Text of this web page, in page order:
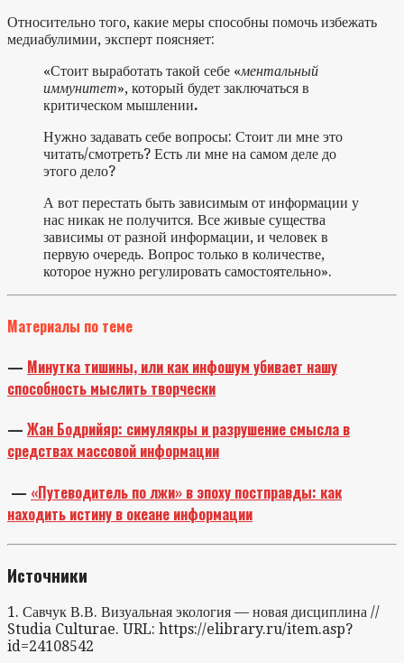
Относительно того, какие меры способны помочь избежать
медиабулимии, эксперт поясняет:
«Стоит выработать такой себе «ментальный
иммунитет», который будет заключаться в
критическом мышлении.
Нужно задавать себе вопросы: Стоит ли мне это
читать/смотреть? Есть ли мне на самом деле до
этого дело?
А вот перестать быть зависимым от информации у
нас никак не получится. Все живые существа
зависимы от разной информации, и человек в
первую очередь. Вопрос только в количестве,
которое нужно регулировать самостоятельно».
Материалы по теме
— Минутка тишины, или как инфошум убивает нашу
способность мыслить творчески
— Жан Бодрийяр: симулякры и разрушение смысла в
средствах массовой информации
— «Путеводитель по лжи» в эпоху постправды: как
находить истину в океане информации
Источники
1. Савчук В.В. Визуальная экология — новая дисциплина //
Studia Culturae. URL: https://elibrary.ru/item.asp?
id=24108542